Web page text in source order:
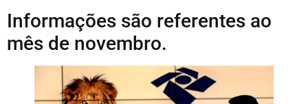
Informações são referentes ao
mês de novembro.